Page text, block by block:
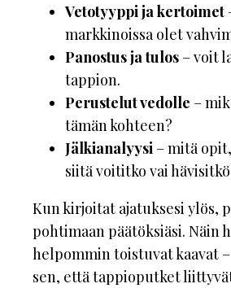
Vetotyyppi ja kertoimet
markkinoissa olet
Panostus ja tulos – voit
tappion.
Perustelut vedolle –
tämän kohteen?
Jälkianalyysi – mitä
siitä voititko vai
Kun kirjoitat ajatuksesi ylös,
pohtimaan päätöksiäsi. Näin
helpommin toistuvat kaavat
sen, että tappioputket